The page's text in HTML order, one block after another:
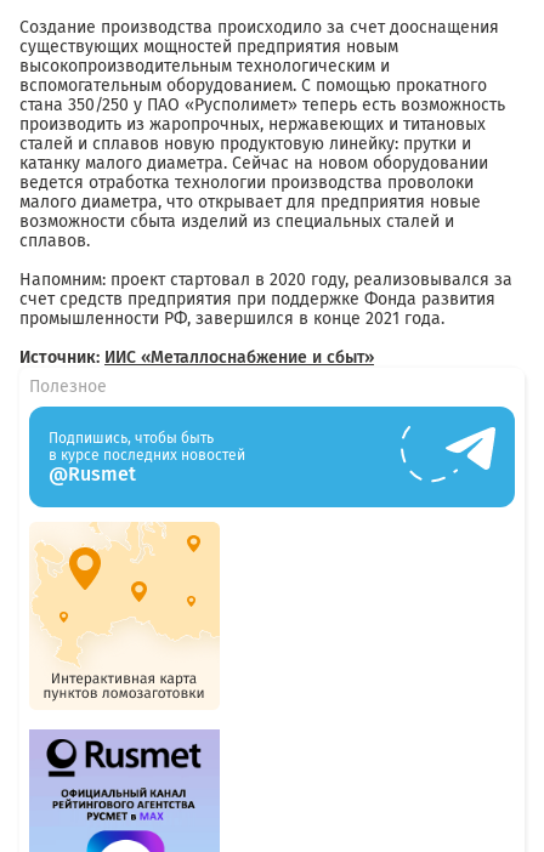
Создание производства происходило за счет дооснащения
существующих мощностей предприятия новым
высокопроизводительным технологическим и
вспомогательным оборудованием. С помощью прокатного
стана 350/250 у ПАО «Русполимет» теперь есть возможность
производить из жаропрочных, нержавеющих и титановых
сталей и сплавов новую продуктовую линейку: прутки и
катанку малого диаметра. Сейчас на новом оборудовании
ведется отработка технологии производства проволоки
малого диаметра, что открывает для предприятия новые
возможности сбыта изделий из специальных сталей и
сплавов.
Напомним: проект стартовал в 2020 году, реализовывался за
счет средств предприятия при поддержке Фонда развития
промышленности РФ, завершился в конце 2021 года.
Источник: ИИС «Металлоснабжение и сбыт»
Полезное
Подпишись, чтобы быть
в курсе последних новостей
@Rusmet